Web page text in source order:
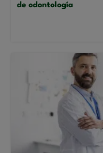
de odontología